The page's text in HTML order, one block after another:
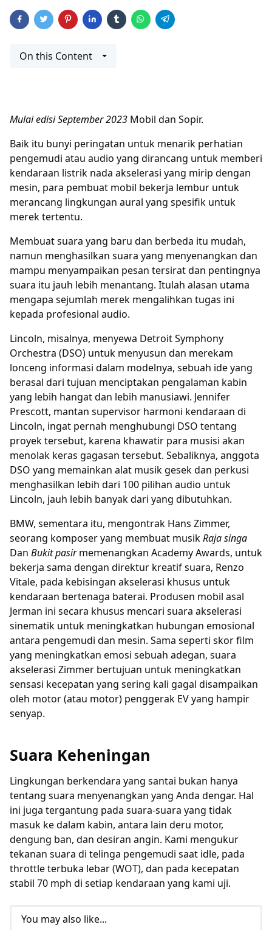
On this Content
Mulai edisi September 2023 Mobil dan Sopir.
Baik itu bunyi peringatan untuk menarik perhatian
pengemudi atau audio yang dirancang untuk memberi
kendaraan listrik nada akselerasi yang mirip dengan
mesin, para pembuat mobil bekerja lembur untuk
merancang lingkungan aural yang spesifik untuk
merek tertentu.
Membuat suara yang baru dan berbeda itu mudah,
namun menghasilkan suara yang menyenangkan dan
mampu menyampaikan pesan tersirat dan pentingnya
suara itu jauh lebih menantang. Itulah alasan utama
mengapa sejumlah merek mengalihkan tugas ini
kepada profesional audio.
Lincoln, misalnya, menyewa Detroit Symphony
Orchestra (DSO) untuk menyusun dan merekam
lonceng informasi dalam modelnya, sebuah ide yang
berasal dari tujuan menciptakan pengalaman kabin
yang lebih hangat dan lebih manusiawi. Jennifer
Prescott, mantan supervisor harmoni kendaraan di
Lincoln, ingat pernah menghubungi DSO tentang
proyek tersebut, karena khawatir para musisi akan
menolak keras gagasan tersebut. Sebaliknya, anggota
DSO yang memainkan alat musik gesek dan perkusi
menghasilkan lebih dari 100 pilihan audio untuk
Lincoln, jauh lebih banyak dari yang dibutuhkan.
BMW, sementara itu, mengontrak Hans Zimmer,
seorang komposer yang membuat musikRaja singa
Dan Bukit pasirmemenangkan Academy Awards, untuk
bekerja sama dengan direktur kreatif suara, Renzo
Vitale, pada kebisingan akselerasi khusus untuk
kendaraan bertenaga baterai. Produsen mobil asal
Jerman ini secara khusus mencari suara akselerasi
sinematik untuk meningkatkan hubungan emosional
antara pengemudi dan mesin. Sama seperti skor film
yang meningkatkan emosi sebuah adegan, suara
akselerasi Zimmer bertujuan untuk meningkatkan
sensasi kecepatan yang sering kali gagal disampaikan
oleh motor (atau motor) penggerak EV yang hampir
senyap.
Suara Keheningan
Lingkungan berkendara yang santai bukan hanya
tentang suara menyenangkan yang Anda dengar. Hal
ini juga tergantung pada suara-suara yang tidak
masuk ke dalam kabin, antara lain deru motor,
dengung ban, dan desiran angin. Kami mengukur
tekanan suara di telinga pengemudi saat idle, pada
throttle terbuka lebar (WOT), dan pada kecepatan
stabil 70 mph di setiap kendaraan yang kami uji.
You may also like...